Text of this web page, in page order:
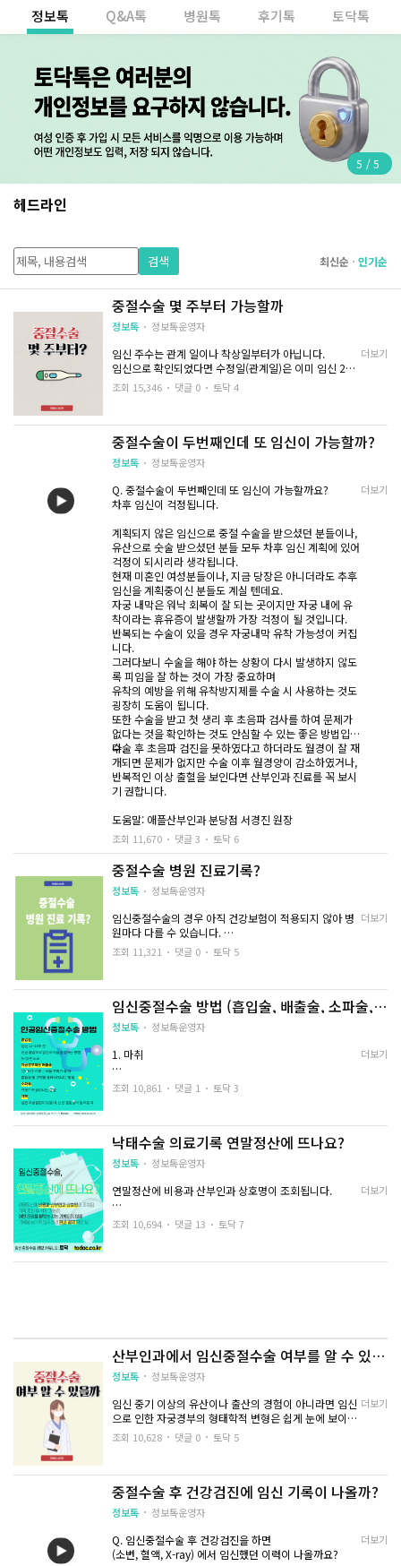
정보톡 Q&A톡 병원톡 후기톡 토닥톡
5 /5
헤드라인
검색 최신순 인기순
중절수술 몇 주부터 가능할까
정보톡 정보톡운영자
임신 주수는 관계 일이나 착상일부터가 아닙니다.
임신으로 확인되었다면 수정일(관계일)은 이미 임신 2주
입니다
임신 2~3주 차는 수정란이 아직 완전히 자궁에 안착된 시
관계 후 2-3주가 지났으면 임신 4-5주 정도라고 말할 수
있습니다.
중절수술(낙태)은 임신 4-5주 이상 지나서 초음파로 확인
이 되면 할 수 있습니다.
사람 따라 다르겠지만 간혹 3주에도 초음파로 확인이 가
능하다면 수술을 하실 수 있습니다.
더보기
조회 15,346 댓글 0 토닥 4
중절수술이 두번째인데 또 임신이 가능할까?
정보톡 정보톡운영자
Q. 중절수술이 두번째인데 또 임신이 가능할까요?
차후 임신이 걱정됩니다.
계획되지 않은 임신으로 중절 수술을 받으셨던 분들이나,
유산으로 숫술 받으셨던 분들 모두 차후 임신 계획에 있어
걱정이 되시리라 생각됩니다.
현재 미혼인 여성분들이나, 지금 당장은 아니더라도 추후
임신을 계획중이신 분들도 계실 텐데요.
자궁 내막은 워낙 회복이 잘 되는 곳이지만 자궁 내에 유
착이라는 휴유증이 발생할까 가장 걱정이 될 것입니다.
반복되는 수술이 있을 경우 자궁내막 유착 가능성이 커집
니다.
그러다보니 수술을 해야 하는 상황이 다시 발생하지 않도
록 피임을 잘 하는 것이 가장 중요하며
유착의 예방을 위해 유착방지제를 수술 시 사용하는 것도
굉장히 도움이 됩니다.
또한 수술을 받고 첫 생리 후 초음파 검사를 하여 문제가
없다는 것을 확인하는 것도 안심할 수 있는 좋은 방법입니
다.
수술 후 초음파 검진을 못하였다고 하더라도 월경이 잘 재
개되면 문제가 없지만 수술 이후 월경양이 감소하였거나,
반복적인 이상 출혈을 보인다면 산부인과 진료를 꼭 보시
기 권합니다.
도움말: 애플산부인과 분당점 서경진 원장
더보기
조회 11,670 댓글 3 토닥 6
중절수술 병원 진료기록?
정보톡 정보톡운영자
임신중절수술의 경우 아직 건강보험이 적용되지 않아 병
원마다 다를 수 있습니다.
병원 진료 기록은 본인 이외에는 알 수 없고 환자 본인의
동의 없이는
의사 또는 병원(의료 기관) 종사자가 이를 어길 시 의료법
제19조(정보 누설 금지) 위반에
해당되고 의료법 제88조(벌칙)에 의해 3년 이하의 징역이
나 3천만 원 이하의 벌금으로 처벌받을 수 있습니다.
더보기
조회 11,321 댓글 0 토닥 5
임신중절수술 방법 (흡입술, 배출술, 소파술,
개복술)
정보톡 정보톡운영자
1. 마취
중절수술은 수면 마취 후 진행합니다. 임산부에 때라 전신
마취가 필요할 수 있습니다.
2. 임신중절수술
- 소파술: 자궁경부 확장제로 확장시킨 후 큐렛으로 긁어
내는 방법
- 개복: 심한 자궁질환이 있을 때, 난관 결찰술이 필요할
때
- 감염 예방을 위한 항생제 사용
더보기
조회 10,861 댓글 1 토닥 3
낙태수술 의료기록 연말정산에 뜨나요?
정보톡 정보톡운영자
연말정산에 비용과 산부인과 상호명이 조회됩니다.
기록 조회 후에 삭제 가능하며
더보기
조회 10,694 댓글 13 토닥 7
산부인과에서 임신중절수술 여부를 알 수 있나
요?
정보톡 정보톡운영자
임신 중기 이상의 유산이나 출산의 경험이 아니라면 임신
으로 인한 자궁경부의 형태학적 변형은 쉽게 눈에 보이지
않습니다.
증 그리고 몸의 컨디션 등에 따라서
중절 자궁경부 모양처럼 보일 수 있는지와 그 형태의 정도
는 각기 달라질 수 있습니다.
더보기
조회 10,628 댓글 0 토닥 5
중절수술 후 건강검진에 임신 기록이 나올까?
정보톡 정보톡운영자
Q. 임신중절수술 후 건강검진을 하면
(소변, 혈액, X-ray) 에서 임신했던 이력이 나올까요?
더보기